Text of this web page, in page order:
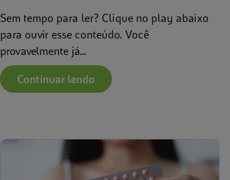
Sem tempo para ler? Clique no play abaixo
para ouvir esse conteúdo. Você
provavelmente já...
Continuar lendo